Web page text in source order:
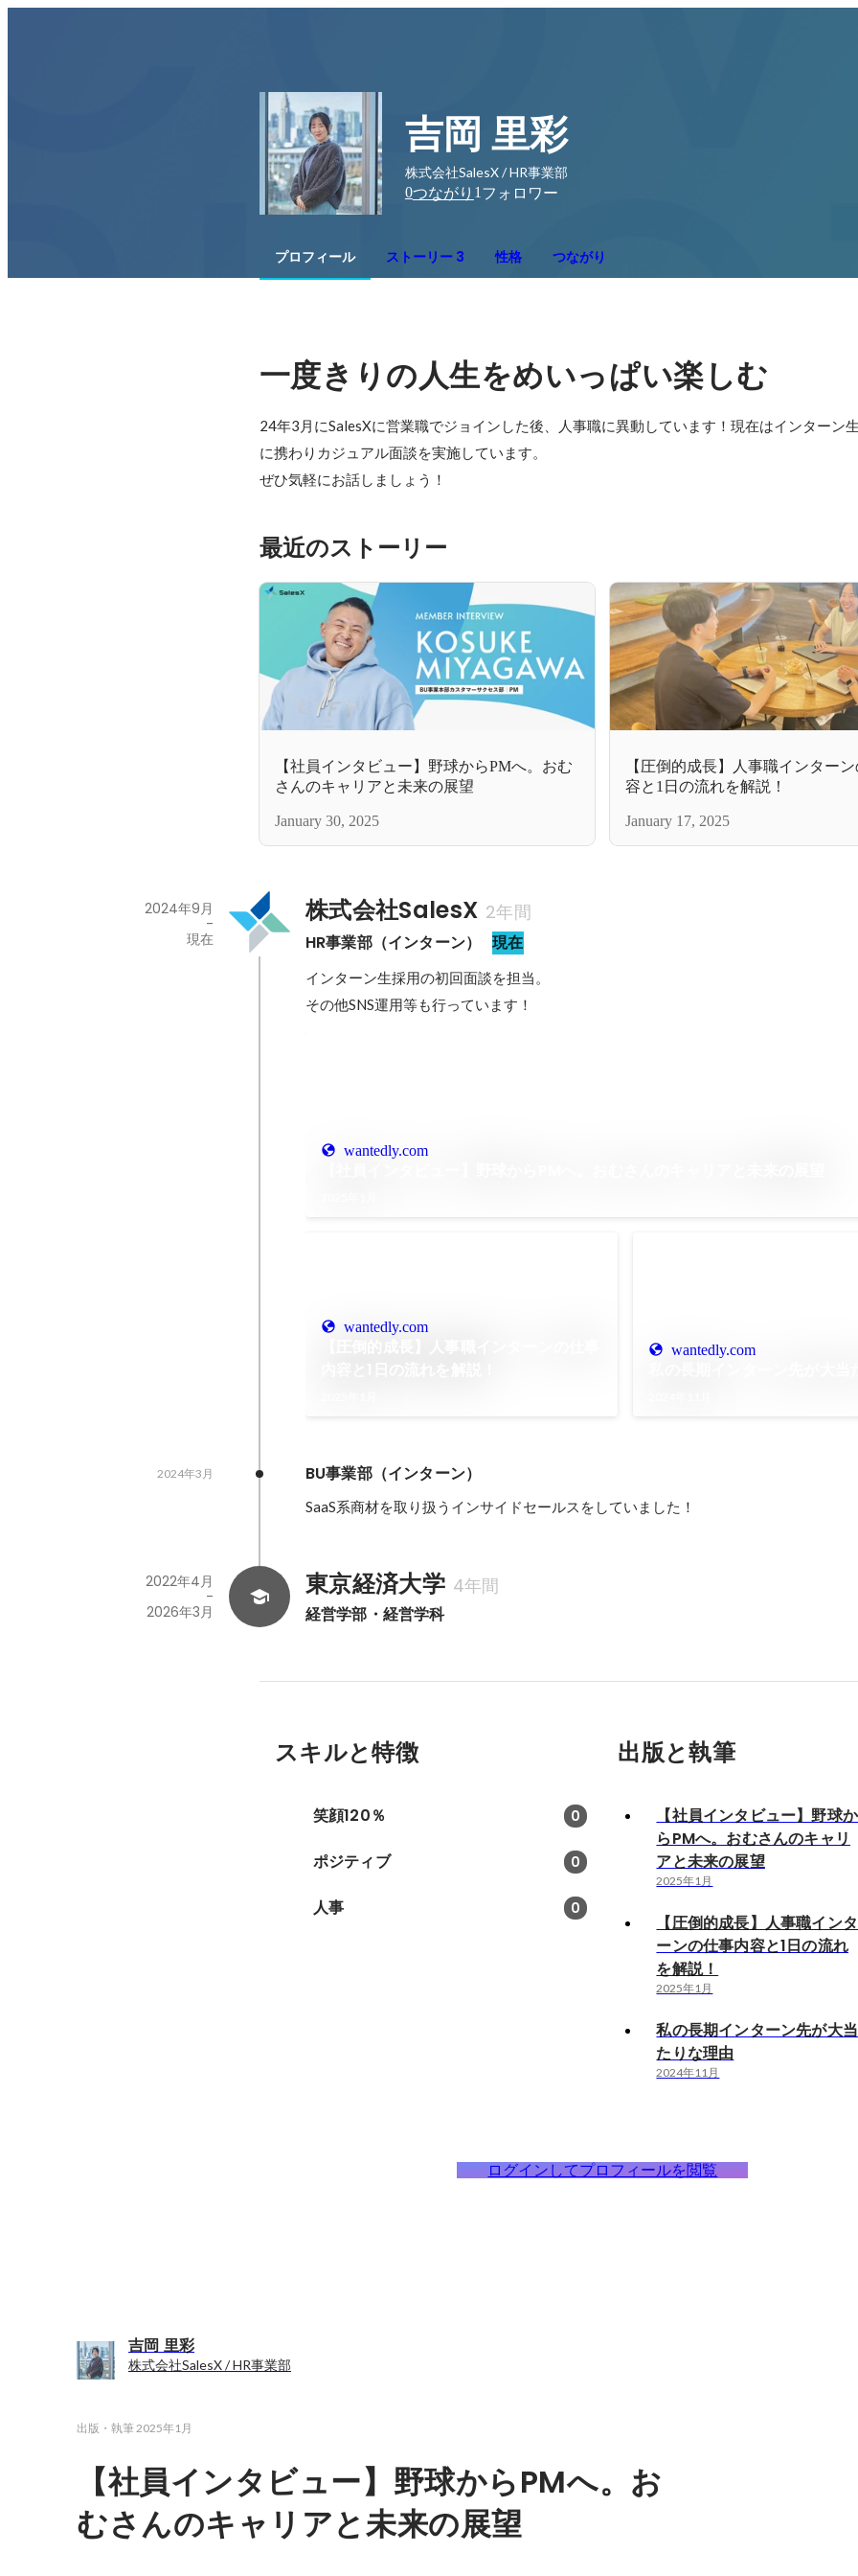
吉岡 里彩
株式会社SalesX / HR事業部
0つながり 1 フォロワー
プロフィール ストーリー 3 性格 つながり
一度きりの人生をめいっぱい楽しむ
24年3月にSalesXに営業職でジョインした後、人事職に異動しています！現在はインターン
に携わりカジュアル面談を実施しています。
ぜひ気軽にお話しましょう！
最近のストーリー
【社員インタビュー】野球からPMへ。おむ
さんのキャリアと未来の展望
January 30, 2025
【圧倒的成長】人事職インター
容と1日の流れを解説！
January 17, 2025
株式会社SalesX 2年間
HR事業部（インターン） 現在
2024年9月
-
現在
インターン生採用の初回面談を担当。
wantedly.com
wantedly.com
wantedly.com
BU事業部（インターン）
2024年3月
SaaS系商材を取り扱うインサイドセールスをしていました！
東京経済大学 4年間
経営学部・経営学科
2022年4月
-
2026年3月
スキルと特徴
笑顔120％ 0
ポジティブ 0
人事 0
出版と執筆
【社員インタビュー】野球か
らPMへ。おむさんのキャリ
アと未来の展望
2025年1月
【圧倒的成長】人事職インタ
ーンの仕事内容と1日の流れ
を解説！
2025年1月
私の長期インターン先が大当
たりな理由
2024年11月
ログインしてプロフィールを閲覧
吉岡 里彩
株式会社SalesX / HR事業部
出版・執筆 2025年1月
【社員インタビュー】野球からPMへ。お
むさんのキャリアと未来の展望